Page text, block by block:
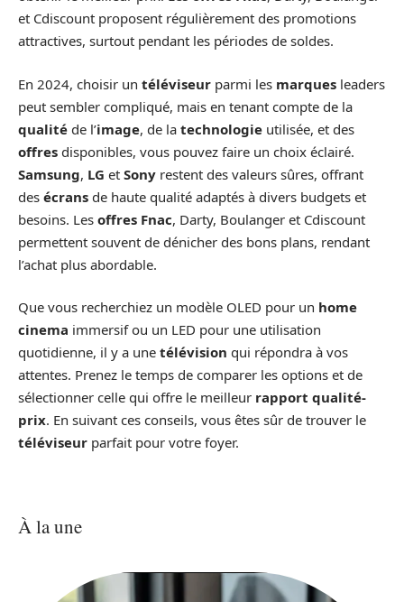
et Cdiscount proposent régulièrement des promotions
attractives, surtout pendant les périodes de soldes.
En 2024, choisir un téléviseur parmi les marques leaders
peut sembler compliqué, mais en tenant compte de la
qualité de l’image, de la technologie utilisée, et des
offres disponibles, vous pouvez faire un choix éclairé.
Samsung, LG et Sony restent des valeurs sûres, offrant
des écrans de haute qualité adaptés à divers budgets et
besoins. Les offres Fnac, Darty, Boulanger et Cdiscount
permettent souvent de dénicher des bons plans, rendant
l’achat plus abordable.
Que vous recherchiez un modèle OLED pour un home
cinema immersif ou un LED pour une utilisation
quotidienne, il y a une télévision qui répondra à vos
attentes. Prenez le temps de comparer les options et de
sélectionner celle qui offre le meilleur rapport qualité-
prix. En suivant ces conseils, vous êtes sûr de trouver le
téléviseur parfait pour votre foyer.
À la une